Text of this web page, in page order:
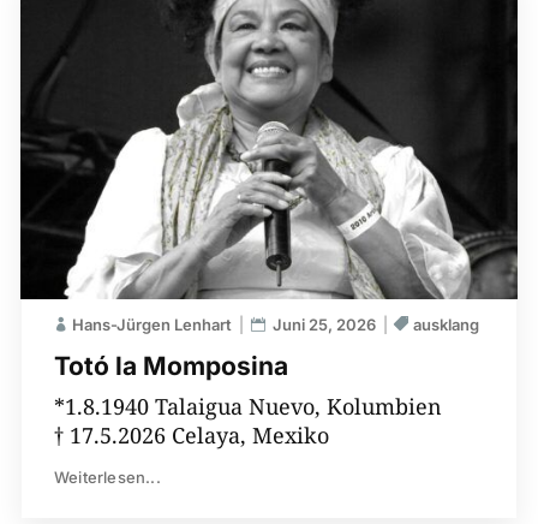
Totó la Momposina
Hans-Jürgen Lenhart Juni 25, 2026 ausklang
*1.8.1940 Talaigua Nuevo, Kolumbien
† 17.5.2026 Celaya, Mexiko
Weiterlesen...